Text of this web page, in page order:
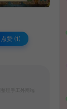
点赞 (1 )
理手工外网端